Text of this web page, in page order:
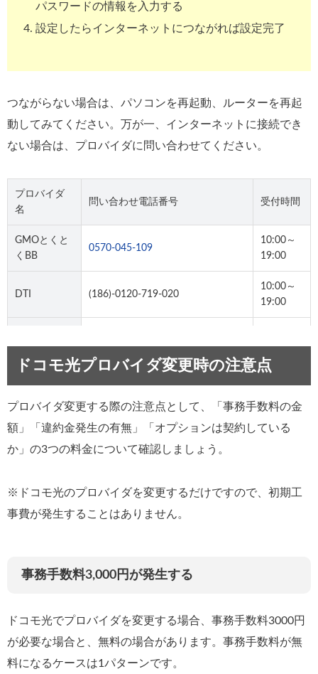
パスワードの情報を入力する
設定したらインターネットにつながれば設定完了
つながらない場合は、パソコンを再起動、ルーターを再起
動してみてください。万が一、インターネットに接続でき
ない場合は、プロバイダに問い合わせてください。
プロバイダ
名
問い合わせ電話番号 受付時間
GMOとくと
くBB
0570-045-109
10:00～
19:00
DTI (186)-0120-719-020
10:00～
19:00
19:00
ぷらら
ドコモ光プロバイダ変更時の注意点
プロバイダ変更する際の注意点として、「事務手数料の金
額」「違約金発生の有無」「オプションは契約している
か」の3つの料金について確認しましょう。
※ドコモ光のプロバイダを変更するだけですので、初期工
事費が発生することはありません。
事務手数料3,000円が発生する
ドコモ光でプロバイダを変更する場合、事務手数料3000円
が必要な場合と、無料の場合があります。事務手数料が無
料になるケースは1パターンです。